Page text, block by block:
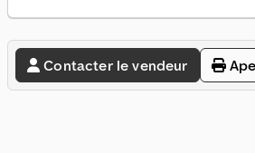
Contacter le vendeur